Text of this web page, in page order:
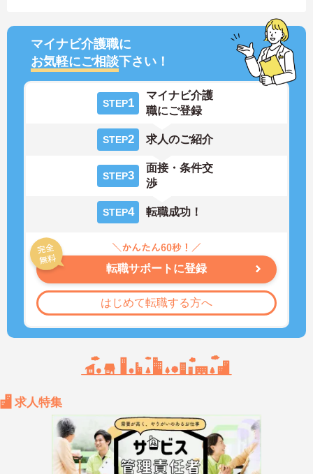
マイナビ介護職に
お気軽にご相談下さい！
STEP1
マイナビ介護
職にご登録
STEP2 求人のご紹介
STEP3
面接・条件交
渉
STEP4 転職成功！
転職サポートに登録
はじめて転職する方へ
求人特集